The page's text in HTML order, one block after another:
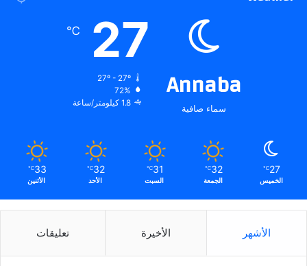
Annaba
سماء صافية
27
℃
27º - 27º
72%
1.8 كيلومتر/ساعة
27
℃
الخميس
32
℃
الجمعة
31
℃
السبت
32
℃
الأحد
33
℃
الأثنين
الأشهر الأخيرة تعليقات